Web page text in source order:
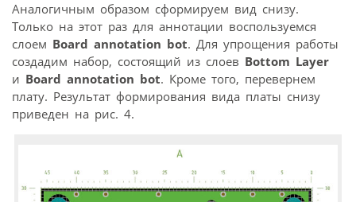
Аналогичным образом сформируем вид снизу.
Только на этот раз для аннотации воспользуемся
слоем Board annotation bot. Для упрощения работы
создадим набор, состоящий из слоев Bottom Layer
и Board annotation bot. Кроме того, перевернем
плату. Результат формирования вида платы снизу
приведен на рис. 4.